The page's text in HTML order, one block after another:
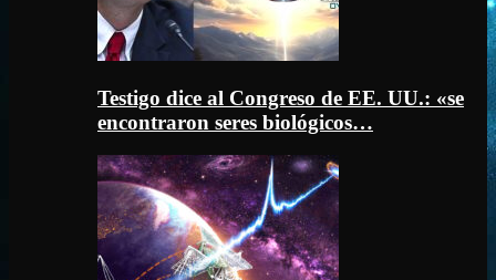
Testigo dice al Congreso de EE. UU.: «se
encontraron seres biológicos…